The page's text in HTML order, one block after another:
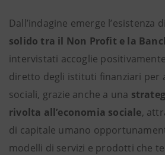
Dall’indagine emerge l’esistenza
solido tra il Non Profit e la
intervistati accoglie
diretto degli istituti finanziari per
sociali, grazie anche a una
rivolta all’economia sociale,
di capitale umano
modelli di servizi e prodotti che